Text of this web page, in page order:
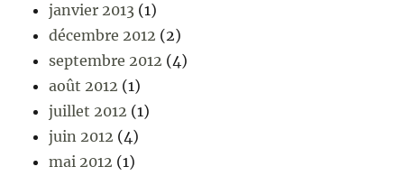
janvier 2013 (1)
décembre 2012 (2)
septembre 2012 (4)
août 2012 (1)
juillet 2012 (1)
juin 2012 (4)
mai 2012 (1)